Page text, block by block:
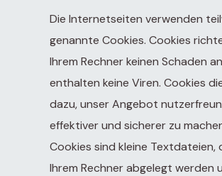
Die Internetseiten verwenden
genannte Cookies. Cookies
Ihrem Rechner keinen Schaden
enthalten keine Viren. Cookies
dazu, unser Angebot
effektiver und sicherer zu
Cookies sind kleine Textdateien,
Ihrem Rechner abgelegt werden